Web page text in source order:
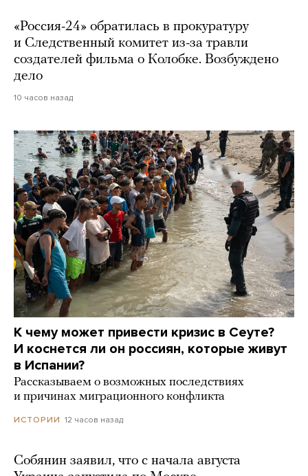
«Россия-24» обратилась в прокуратуру
и Следственный комитет из-за травли
создателей фильма о Колобке. Возбуждено
дело
10 часов назад
К чему может привести кризис в Сеуте?
И коснется ли он россиян, которые живут
в Испании?
Рассказываем о возможных последствиях
и причинах миграционного конфликта
ИСТОРИИ 12 часов назад
Собянин заявил, что с начала августа